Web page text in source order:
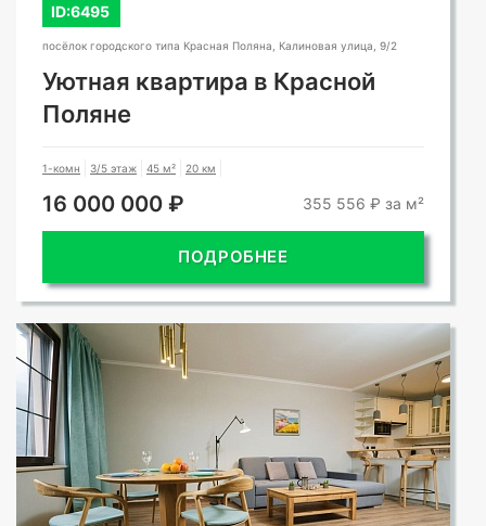
ID:6495
посёлок городского типа Красная Поляна, Калиновая улица, 9/2
Уютная квартира в Красной
Поляне
1-комн 3/5 этаж 45 м² 20 км
16 000 000 ₽ 355 556 ₽ за м²
ПОДРОБНЕЕ
СМОТРЕТЬ ВСЕ ФОТО